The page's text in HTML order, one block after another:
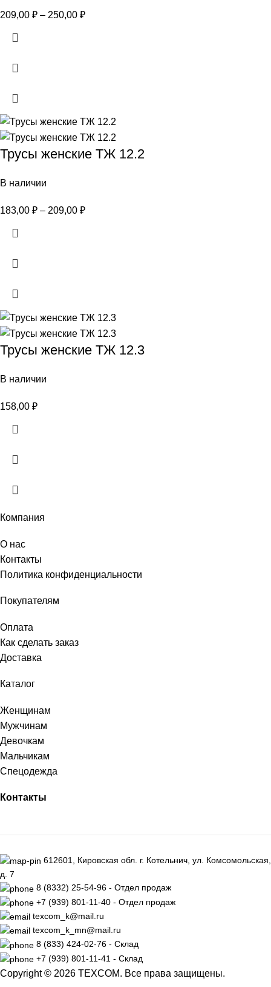
209,00 ₽ – 250,00 ₽
Трусы женские ТЖ 12.2
В наличии
183,00 ₽ – 209,00 ₽
Трусы женские ТЖ 12.3
В наличии
158,00 ₽
Компания
О нас
Контакты
Политика конфиденциальности
Покупателям
Оплата
Как сделать заказ
Доставка
Каталог
Женщинам
Мужчинам
Девочкам
Мальчикам
Спецодежда
Контакты
612601, Кировская обл. г. Котельнич, ул. Комсомольская,
д. 7
8 (8332) 25-54-96 - Отдел продаж
+7 (939) 801-11-40 - Отдел продаж
texcom_k@mail.ru
texcom_k_mn@mail.ru
8 (833) 424-02-76 - Склад
+7 (939) 801-11-41 - Склад
Copyright © 2026 TEXCOM. Все права защищены.